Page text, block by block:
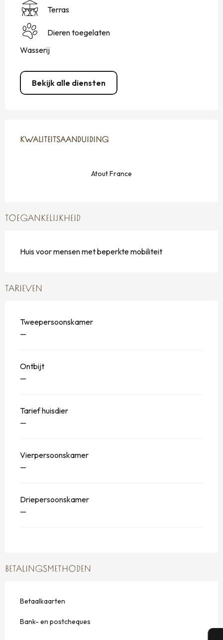
Terras
Dieren toegelaten
Wasserij
Bekijk alle diensten
KWALITEITSAANDUIDING
KWALITEITSAANDUIDING
Atout France
TOEGANKELIJKHEID
Huis voor mensen met beperkte mobiliteit
TARIEVEN
Tweepersoonskamer
—
Ontbijt
—
Tarief huisdier
—
Vierpersoonskamer
—
Driepersoonskamer
—
BETALINGSMETHODEN
Betaalkaarten
Bank- en postcheques